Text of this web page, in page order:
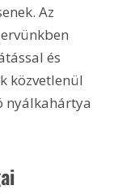
Az
és
közvetlenül
nyálkahártya